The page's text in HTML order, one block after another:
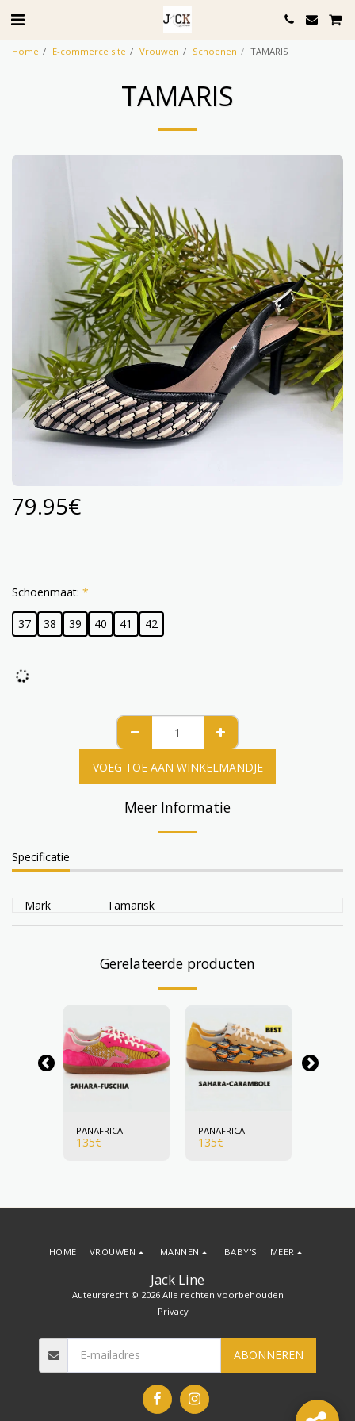
Home E-commerce site Vrouwen Schoenen TAMARIS
TAMARIS
79.95€
Schoenmaat: *
37 38 39 40 41 42
VOEG TOE AAN WINKELMANDJE
Meer Informatie
Specificatie
Mark Tamarisk
Gerelateerde producten
PANAFRICA
135€
PANAFRICA
135€
Jack Line
Auteursrecht © 2026 Alle rechten voorbehouden
Privacy
HOME VROUWEN MANNEN BABY'S MEER
ABONNEREN